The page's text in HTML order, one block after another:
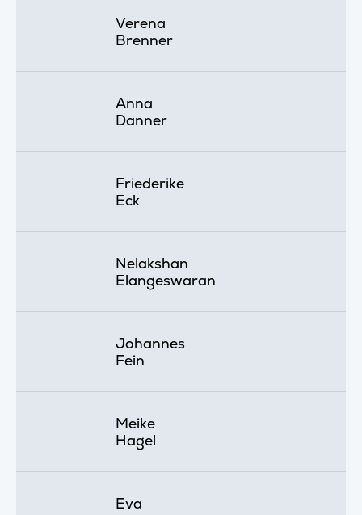
Verena
Brenner
Anna
Danner
Friederike
Eck
Nelakshan
Elangeswaran
Johannes
Fein
Meike
Hagel
Eva